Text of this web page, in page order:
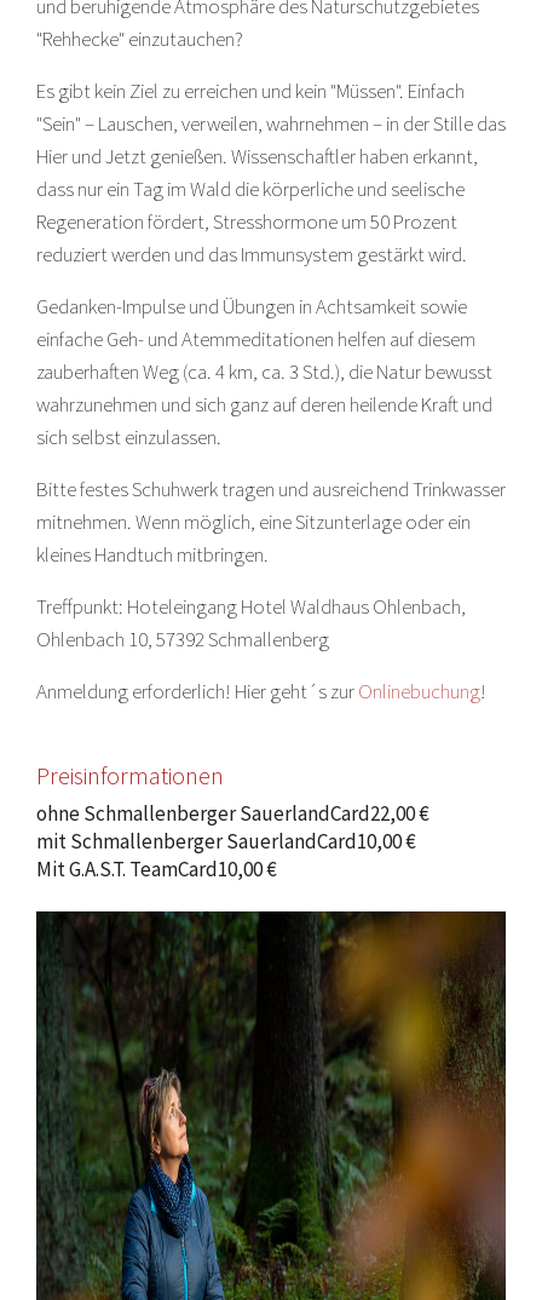
und beruhigende Atmosphäre des Naturschutzgebietes
"Rehhecke" einzutauchen?
Es gibt kein Ziel zu erreichen und kein "Müssen". Einfach
"Sein" – Lauschen, verweilen, wahrnehmen – in der Stille das
Hier und Jetzt genießen. Wissenschaftler haben erkannt,
dass nur ein Tag im Wald die körperliche und seelische
Regeneration fördert, Stresshormone um 50 Prozent
reduziert werden und das Immunsystem gestärkt wird.
Gedanken-Impulse und Übungen in Achtsamkeit sowie
einfache Geh- und Atemmeditationen helfen auf diesem
zauberhaften Weg (ca. 4 km, ca. 3 Std.), die Natur bewusst
wahrzunehmen und sich ganz auf deren heilende Kraft und
sich selbst einzulassen.
Bitte festes Schuhwerk tragen und ausreichend Trinkwasser
mitnehmen. Wenn möglich, eine Sitzunterlage oder ein
kleines Handtuch mitbringen.
Treffpunkt: Hoteleingang Hotel Waldhaus Ohlenbach,
Ohlenbach 10, 57392 Schmallenberg
Anmeldung erforderlich! Hier geht´s zurOnlinebuchung!
Preisinformationen
ohne Schmallenberger SauerlandCard22,00 €
mit Schmallenberger SauerlandCard10,00 €
Mit G.A.S.T. TeamCard10,00 €